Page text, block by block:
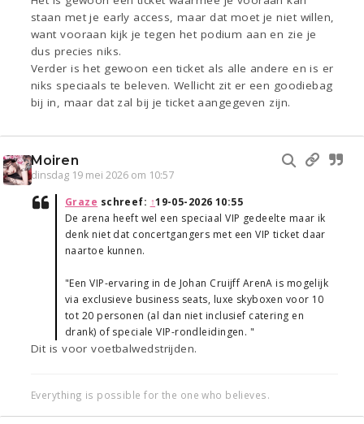
staan met je early access, maar dat moet je niet willen,
want vooraan kijk je tegen het podium aan en zie je
dus precies niks.
Verder is het gewoon een ticket als alle andere en is er
niks speciaals te beleven. Wellicht zit er een goodiebag
bij in, maar dat zal bij je ticket aangegeven zijn.
Moiren
dinsdag 19 mei 2026 om 10:57
Graze schreef: ↑19-05-2026 10:55
De arena heeft wel een speciaal VIP gedeelte maar ik
denk niet dat concertgangers met een VIP ticket daar
naartoe kunnen.
"Een VIP-ervaring in de Johan Cruijff ArenA is mogelijk
via exclusieve business seats, luxe skyboxen voor 10
tot 20 personen (al dan niet inclusief catering en
drank) of speciale VIP-rondleidingen. "
Dit is voor voetbalwedstrijden.
Everything is possible for the one who believes.